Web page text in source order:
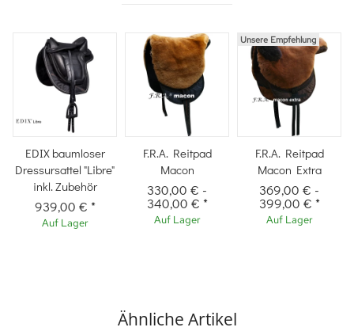
EDIX baumloser
Dressursattel "Libre"
inkl. Zubehör
939,00 € *
Auf Lager
F.R.A. Reitpad
Macon
330,00 € -
340,00 € *
Auf Lager
Unsere Empfehlung
F.R.A. Reitpad
Macon Extra
369,00 € -
399,00 € *
Auf Lager
Ähnliche Artikel